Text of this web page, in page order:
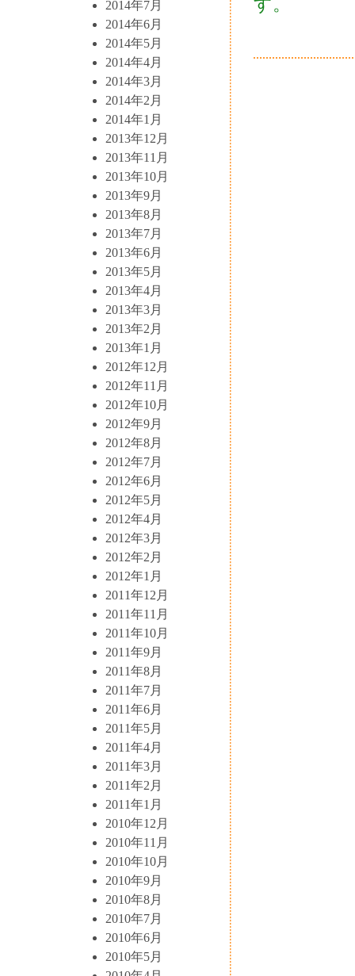
2014年7月
2014年6月
2014年5月
2014年4月
2014年3月
2014年2月
2014年1月
2013年12月
2013年11月
2013年10月
2013年9月
2013年8月
2013年7月
2013年6月
2013年5月
2013年4月
2013年3月
2013年2月
2013年1月
2012年12月
2012年11月
2012年10月
2012年9月
2012年8月
2012年7月
2012年6月
2012年5月
2012年4月
2012年3月
2012年2月
2012年1月
2011年12月
2011年11月
2011年10月
2011年9月
2011年8月
2011年7月
2011年6月
2011年5月
2011年4月
2011年3月
2011年2月
2011年1月
2010年12月
2010年11月
2010年10月
2010年9月
2010年8月
2010年7月
2010年6月
2010年5月